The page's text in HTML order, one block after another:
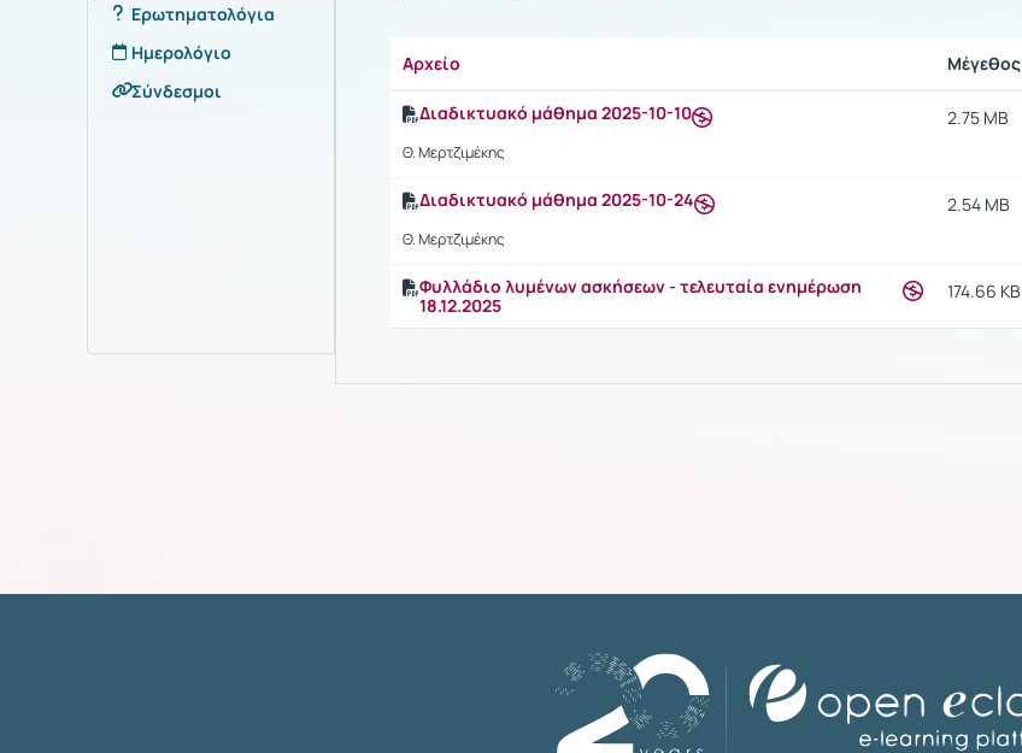
Ερωτηματολόγια
Ημερολόγιο
Σύνδεσμοι
Αρχείο Μέγεθος
Διαδικτυακό μάθημα 2025-10-10
Θ. Μερτζιμέκης
2.75 MB
Διαδικτυακό μάθημα 2025-10-24
Θ. Μερτζιμέκης
2.54 MB
Φυλλάδιο λυμένων ασκήσεων - τελευταία ενημέρωση
18.12.2025
174.66 KB